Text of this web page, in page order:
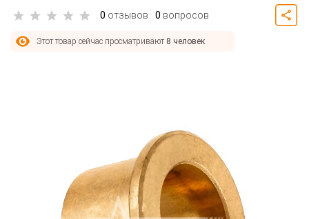
0 отзывов 0 вопросов
Этот товар сейчас просматривают 8 человек